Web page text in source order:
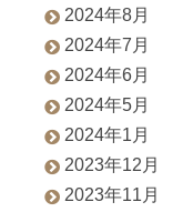
2024年8月
2024年7月
2024年6月
2024年5月
2024年1月
2023年12月
2023年11月